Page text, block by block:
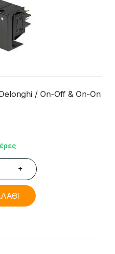
/ On-Off & On-On
+